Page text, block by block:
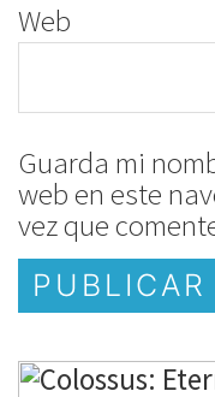
Web
Guarda mi
web en este
vez que